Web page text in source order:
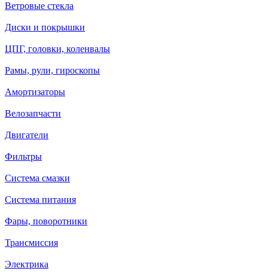
Ветровые стекла
Диски и покрышки
ЦПГ, головки, коленвалы
Рамы, рули, гироскопы
Амортизаторы
Велозапчасти
Двигатели
Фильтры
Система смазки
Система питания
Фары, поворотники
Трансмиссия
Электрика